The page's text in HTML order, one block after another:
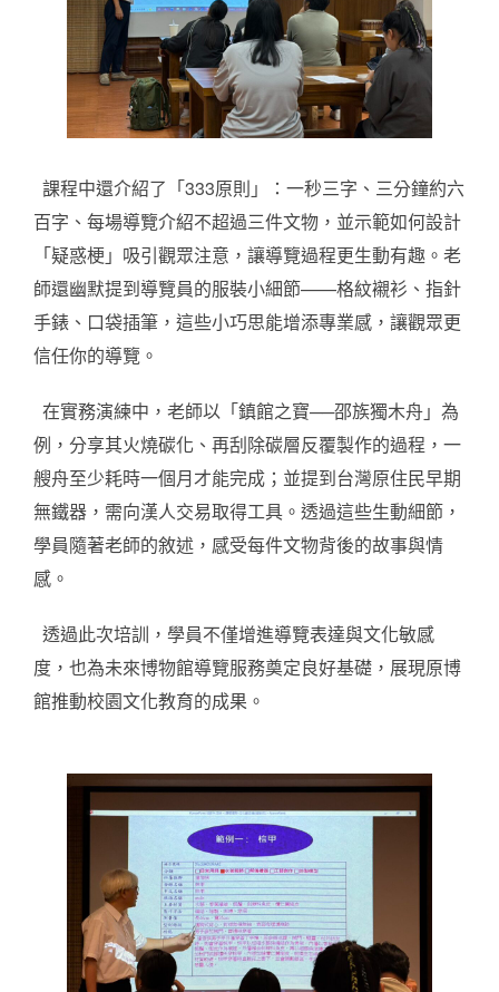
課程中還介紹了「333原則」：一秒三字、三分鐘約六
百字、每場導覽介紹不超過三件文物，並示範如何設計
「疑惑梗」吸引觀眾注意，讓導覽過程更生動有趣。老
師還幽默提到導覽員的服裝小細節——格紋襯衫、指針
手錶、口袋插筆，這些小巧思能增添專業感，讓觀眾更
信任你的導覽。
在實務演練中，老師以「鎮館之寶──邵族獨木舟」為
例，分享其火燒碳化、再刮除碳層反覆製作的過程，一
艘舟至少耗時一個月才能完成；並提到台灣原住民早期
無鐵器，需向漢人交易取得工具。透過這些生動細節，
學員隨著老師的敘述，感受每件文物背後的故事與情
感。
透過此次培訓，學員不僅增進導覽表達與文化敏感
度，也為未來博物館導覽服務奠定良好基礎，展現原博
館推動校園文化教育的成果。